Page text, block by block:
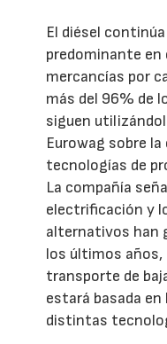
El diésel
predominante
mercancías por
más del 96% de
siguen
Eurowag sobre
tecnologías de
La compañía
electrificación y
alternativos han
los últimos
transporte de
estará basada
distintas